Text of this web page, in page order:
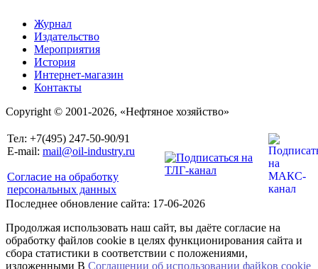
Журнал
Издательство
Мероприятия
История
Интернет-магазин
Контакты
Copyright © 2001-2026, «Нефтяное хозяйство»
Тел: +7(495) 247-50-90/91
E-mail: mail@oil-industry.ru
Согласие на обработку
персональных данных
Последнее обновление сайта: 17-06-2026
Продолжая использовать наш сайт, вы даёте согласие на
обработку файлов cookie в целях функционирования сайта и
сбора статистики в соответствии с положениями,
изложенными В Соглашении об использовании файkов cookie